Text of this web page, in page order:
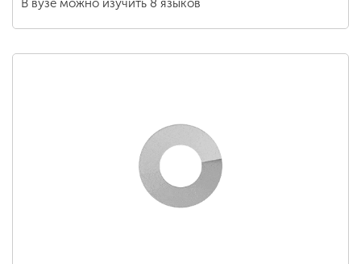
В вузе можно изучить 8 языков